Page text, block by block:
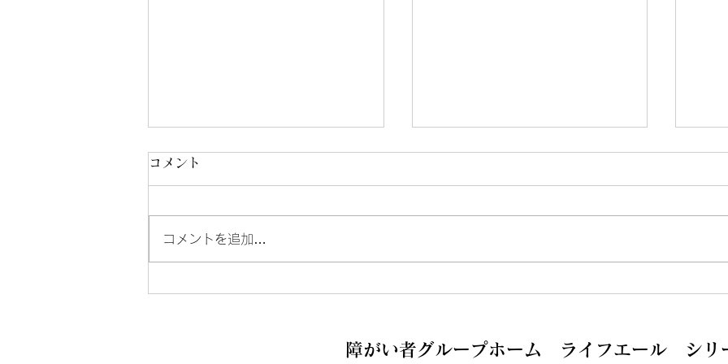
男性棟へのお問い合わせにつ
GEN気宝塚に変わりまし
新た
コメント
コメントを追加…
障がい者グループホーム ライフエール シリ